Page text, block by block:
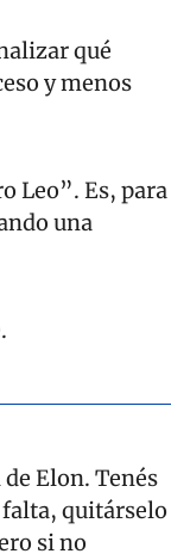
qué
y menos
Leo”. Es, para
una
Elon. Tenés
quitárselo
si no